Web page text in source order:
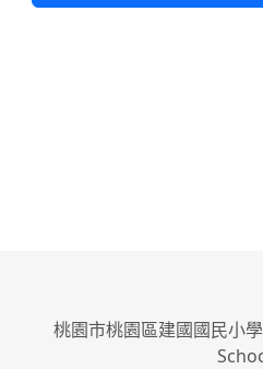
桃園市桃園區建國國民小